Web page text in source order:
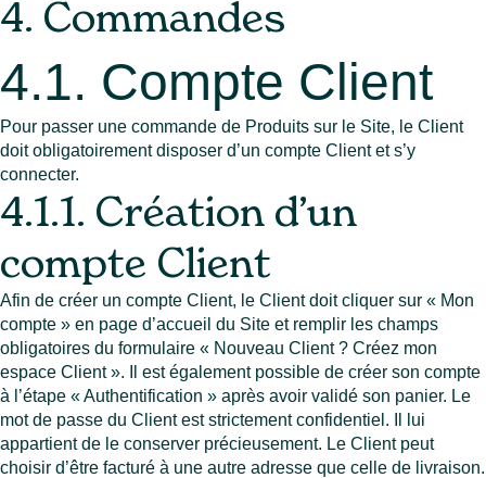
4. Commandes
4.1. Compte Client
Pour passer une commande de Produits sur le Site, le Client
doit obligatoirement disposer d’un compte Client et s’y
connecter.
4.1.1. Création d’un
compte Client
Afin de créer un compte Client, le Client doit cliquer sur « Mon
compte » en page d’accueil du Site et remplir les champs
obligatoires du formulaire « Nouveau Client ? Créez mon
espace Client ». Il est également possible de créer son compte
à l’étape « Authentification » après avoir validé son panier. Le
mot de passe du Client est strictement confidentiel. Il lui
appartient de le conserver précieusement. Le Client peut
choisir d’être facturé à une autre adresse que celle de livraison.